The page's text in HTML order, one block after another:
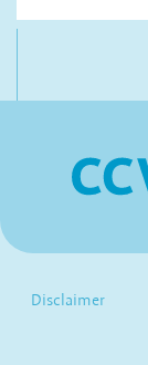
Disclaimer